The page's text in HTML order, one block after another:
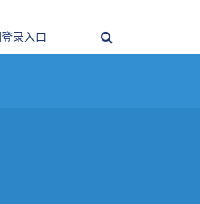
录入口